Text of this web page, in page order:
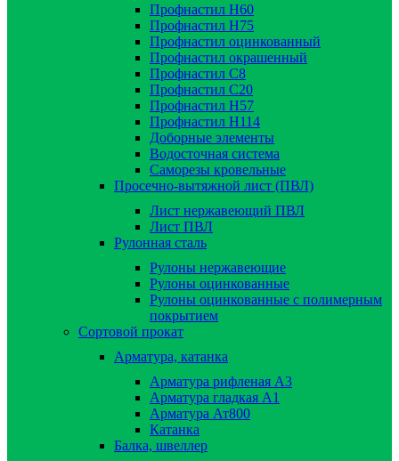
Профнастил Н60
Профнастил Н75
Профнастил оцинкованный
Профнастил окрашенный
Профнастил С8
Профнастил С20
Профнастил Н57
Профнастил Н114
Доборные элементы
Водосточная система
Саморезы кровельные
Просечно-вытяжной лист (ПВЛ)
Лист нержавеющий ПВЛ
Лист ПВЛ
Рулонная сталь
Рулоны нержавеющие
Рулоны оцинкованные
Рулоны оцинкованные с полимерным
покрытием
Сортовой прокат
Арматура, катанка
Арматура рифленая А3
Арматура гладкая А1
Арматура Ат800
Катанка
Балка, швеллер